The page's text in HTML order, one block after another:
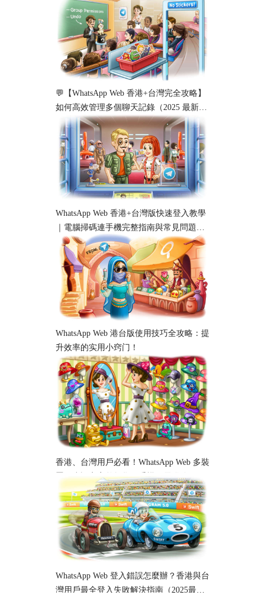
💬【WhatsApp Web 香港+台灣完全攻略】
如何高效管理多個聊天記錄（2025 最新教
學）
WhatsApp Web 香港+台灣版快速登入教學
｜電腦掃碼連手機完整指南與常見問題解
析
WhatsApp Web 港台版使用技巧全攻略：提
升效率的实用小窍门！
香港、台灣用戶必看！WhatsApp Web 多裝
置同步設定完整教學｜手機、電腦跨平台
使用指南
WhatsApp Web 登入錯誤怎麼辦？香港與台
灣用戶最全登入失敗解決指南（2025最